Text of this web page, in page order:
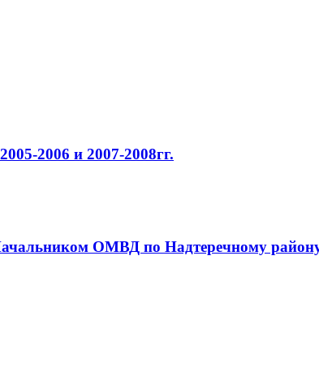
2006 и 2007-2008гг.
ОМВД по Надтеречному